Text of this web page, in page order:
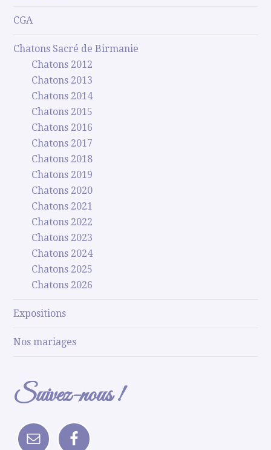
CGA
Chatons Sacré de Birmanie
Chatons 2012
Chatons 2013
Chatons 2014
Chatons 2015
Chatons 2016
Chatons 2017
Chatons 2018
Chatons 2019
Chatons 2020
Chatons 2021
Chatons 2022
Chatons 2023
Chatons 2024
Chatons 2025
Chatons 2026
Expositions
Nos mariages
Suivez-nous !